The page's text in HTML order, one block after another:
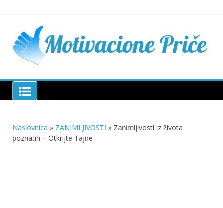
Motivacione Priče
Naslovnica » ZANIMLJIVOSTI » Zanimljivosti iz života
poznatih – Otkrijte Tajne